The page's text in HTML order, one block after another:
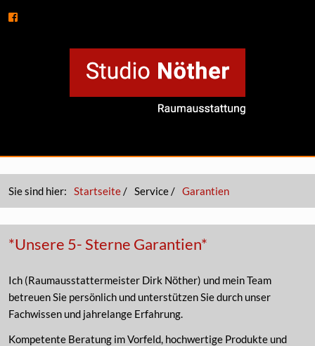
Sie sind hier: Startseite/ Service/ Garantien
*Unsere 5- Sterne Garantien*
Ich (Raumausstattermeister Dirk Nöther) und mein Team
betreuen Sie persönlich und unterstützen Sie durch unser
Fachwissen und jahrelange Erfahrung.
Kompetente Beratung im Vorfeld, hochwertige Produkte und